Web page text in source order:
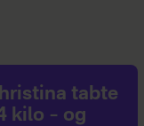
tabte
kilo – og